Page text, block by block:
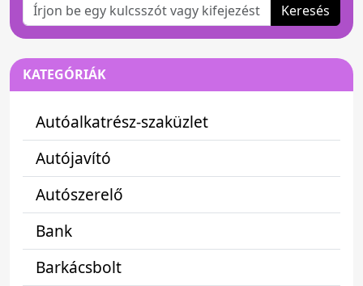
Keresés
KATEGÓRIÁK
Autóalkatrész-szaküzlet
Autójavító
Autószerelő
Bank
Barkácsbolt